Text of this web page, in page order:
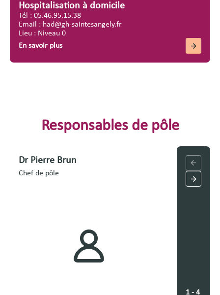
Hospitalisation à domicile
Tél : 05.46.95.15.38
Email : had@gh-saintesangely.fr
Lieu : Niveau 0
En savoir plus
Responsables de pôle
Dr Pierre Brun
Chef de pôle
M.
Cadre de
1 - 4